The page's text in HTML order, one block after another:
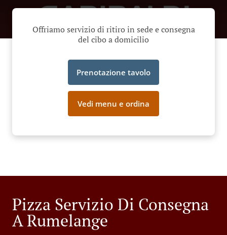
Offriamo servizio di ritiro in sede e consegna
del cibo a domicilio
Prenotazione tavolo
Vedi menu e ordina
Pizza Servizio Di Consegna
A Rumelange